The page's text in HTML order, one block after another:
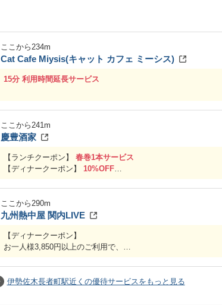
ここから234m
Cat Cafe Miysis(キャット カフェ ミーシス)
15分 利用時間延長サービス
ここから241m
慶豊酒家
【ランチクーポン】
春巻1本サービス
【ディナークーポン】
10%OFF
ここから290m
九州熱中屋 関内LIVE
【ディナークーポン】
お一人様3,850円以上のご利用で、
4名様から1グループ2,000円OFF
伊勢佐木長者町駅近くの優待サービスをもっと見る